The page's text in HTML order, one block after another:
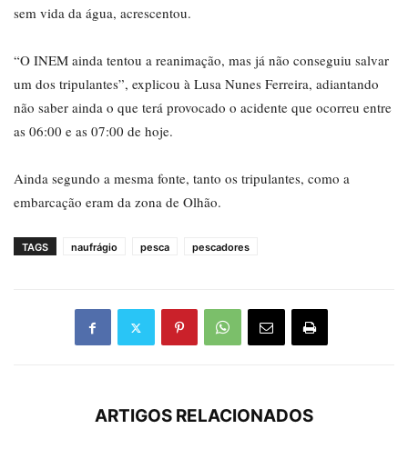
sem vida da água, acrescentou.
“O INEM ainda tentou a reanimação, mas já não conseguiu salvar
um dos tripulantes”, explicou à Lusa Nunes Ferreira, adiantando
não saber ainda o que terá provocado o acidente que ocorreu entre
as 06:00 e as 07:00 de hoje.
Ainda segundo a mesma fonte, tanto os tripulantes, como a
embarcação eram da zona de Olhão.
TAGS naufrágio pesca pescadores
ARTIGOS RELACIONADOS